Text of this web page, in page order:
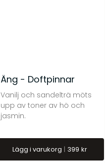
Äng - Doftpinnar
Vanilj och sandelträ möts
upp av toner av hö och
jasmin.
Lägg i varukorg 399 kr